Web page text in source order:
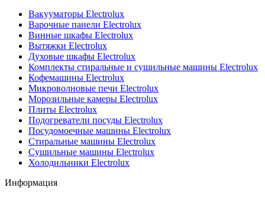
Вакууматоры Electrolux
Варочные панели Electrolux
Винные шкафы Electrolux
Вытяжки Electrolux
Духовые шкафы Electrolux
Комплекты стиральные и сушильные машины Electrolux
Кофемашины Electrolux
Микроволновые печи Electrolux
Морозильные камеры Electrolux
Плиты Electrolux
Подогреватели посуды Electrolux
Посудомоечные машины Electrolux
Стиральные машины Electrolux
Сушильные машины Electrolux
Холодильники Electrolux
Информация